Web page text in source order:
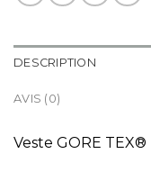
DESCRIPTION
AVIS (0)
Veste GORE TEX®